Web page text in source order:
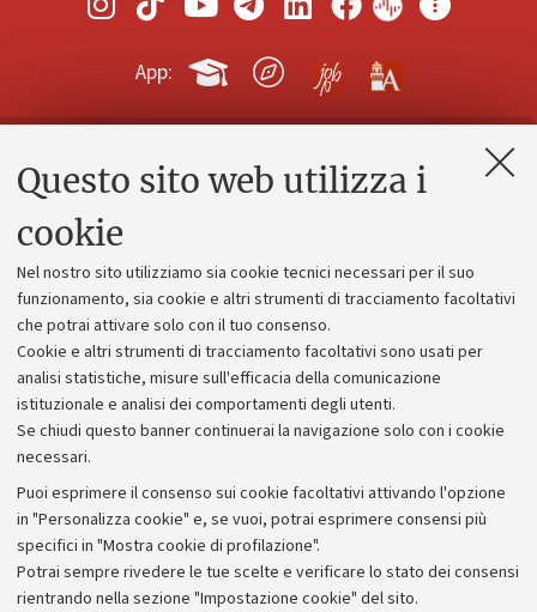
Questo sito web utilizza i
cookie
Nel nostro sito utilizziamo sia cookie tecnici necessari per il suo
funzionamento, sia cookie e altri strumenti di tracciamento facoltativi
che potrai attivare solo con il tuo consenso.
Cookie e altri strumenti di tracciamento facoltativi sono usati per
analisi statistiche, misure sull'efficacia della comunicazione
istituzionale e analisi dei comportamenti degli utenti.
Se chiudi questo banner continuerai la navigazione solo con i cookie
necessari.
Puoi esprimere il consenso sui cookie facoltativi attivando l'opzione
in "Personalizza cookie" e, se vuoi, potrai esprimere consensi più
specifici in "Mostra cookie di profilazione".
Potrai sempre rivedere le tue scelte e verificare lo stato dei consensi
rientrando nella sezione "Impostazione cookie" del sito.
App:
Contatti e PEC
Alumni community
Piano strategico
Bilanci
Donazioni e 5x1000
Merchandising - UniboStore
Bandi, gare e concorsi
Albo online
Amministrazione trasparente
Atti di notifica